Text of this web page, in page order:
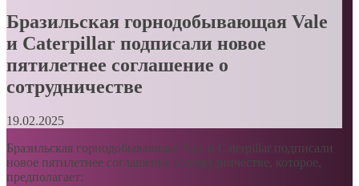
Бразильская горнодобывающая Vale
и Caterpillar подписали новое
пятилетнее соглашение о
сотрудничестве
19.02.2025
Бразильская горнодобывающая Vale и Caterpillar подписали
новое пятилетнее соглашение о сотрудничестве, которое,
предполагает: